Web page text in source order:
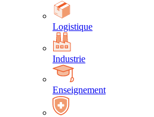
Logistique
Industrie
Enseignement